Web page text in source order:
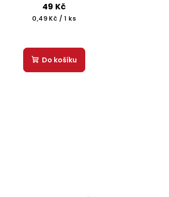
49 Kč
Měrná
0,49 Kč / 1 ks
Do košíku